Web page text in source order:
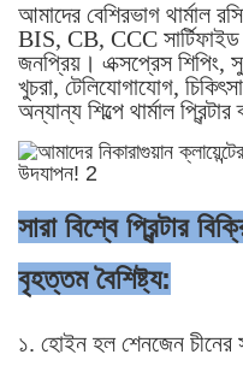
আমাদের বেশিরভাগ থার্মাল
BIS, CB, CCC
জনপ্রিয়। এক্সপ্রেস শিপিং,
খুচরা, টেলিযোগাযোগ,
অন্যান্য শিল্পে থার্মাল
সারা বিশ্বে প্রিন্টার
বৃহত্তম বৈশিষ্ট্য:
১. হোইন হল শেনজেন চীনের